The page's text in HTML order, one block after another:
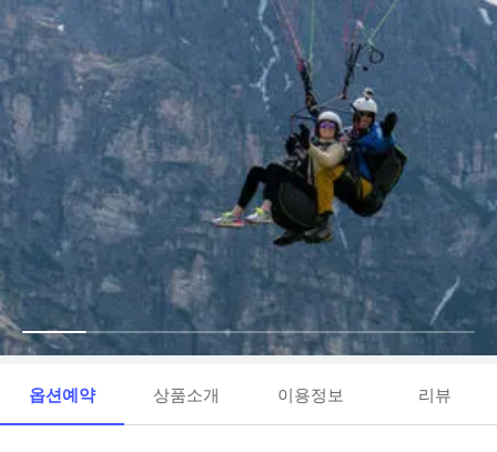
옵션예약 상품소개 이용정보 리뷰